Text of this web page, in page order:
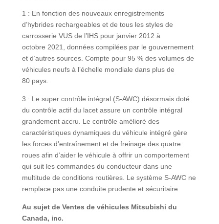
1 : En fonction des nouveaux enregistrements
d’hybrides rechargeables et de tous les styles de
carrosserie VUS de l’IHS pour janvier 2012 à
octobre 2021, données compilées par le gouvernement
et d’autres sources. Compte pour 95 % des volumes de
véhicules neufs à l’échelle mondiale dans plus de
80 pays.
3 : Le super contrôle intégral (S-AWC) désormais doté
du contrôle actif du lacet assure un contrôle intégral
grandement accru. Le contrôle amélioré des
caractéristiques dynamiques du véhicule intégré gère
les forces d’entraînement et de freinage des quatre
roues afin d’aider le véhicule à offrir un comportement
qui suit les commandes du conducteur dans une
multitude de conditions routières. Le système S-AWC ne
remplace pas une conduite prudente et sécuritaire.
Au sujet de Ventes de véhicules Mitsubishi du
Canada, inc.